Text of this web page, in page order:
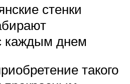
стенки
каждым днем
такого